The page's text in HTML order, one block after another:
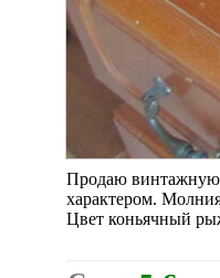
Продаю винтажную
характером.
Цвет коньячный